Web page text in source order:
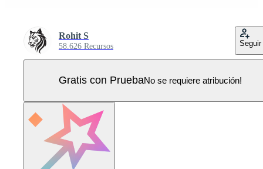
Rohit S
58.626 Recursos Seguir
Gratis con PruebaNo se requiere atribución!